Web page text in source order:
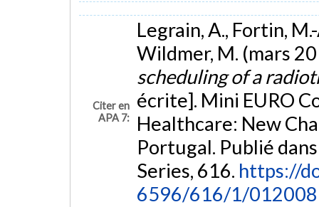
Citer en
APA 7:
Legrain, A., Fortin,
Wildmer, M. (mars
scheduling of a
écrite]. Mini EURO
Healthcare: New
Portugal. Publié
Series, 616. https://
6596/616/1/012008